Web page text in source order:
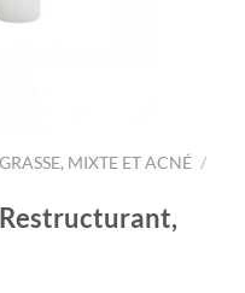
MIXTE ET ACNÉ /
Restructurant,